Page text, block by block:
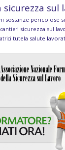
sul
sostanze pericolose
sicurezza sul
tutela salute